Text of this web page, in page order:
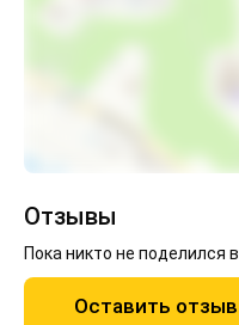
Отзывы
Пока никто не поделился
Оставить отзыв